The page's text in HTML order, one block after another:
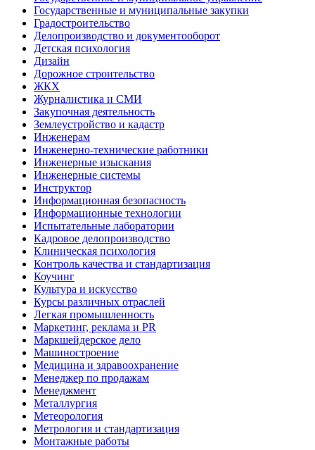
Государственные и муниципальные закупки
Градостроительство
Делопроизводство и документооборот
Детская психология
Дизайн
Дорожное строительство
ЖКХ
Журналистика и СМИ
Закупочная деятельность
Землеустройство и кадастр
Инженерам
Инженерно-технические работники
Инженерные изыскания
Инженерные системы
Инструктор
Информационная безопасность
Информационные технологии
Испытательные лаборатории
Кадровое делопроизводство
Клиническая психология
Контроль качества и стандартизация
Коучинг
Культура и искусство
Курсы различных отраслей
Легкая промышленность
Маркетинг, реклама и PR
Маркшейдерское дело
Машиностроение
Медицина и здравоохранение
Менеджер по продажам
Менеджмент
Металлургия
Метеорология
Метрология и стандартизация
Монтажные работы